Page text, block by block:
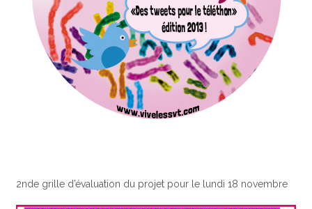
2nde grille d’évaluation du projet pour le lundi 18 novembre